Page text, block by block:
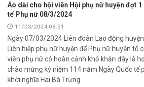
Áo dài cho hội viên Hội phụ nữ huyện đợt
tế Phụ nữ 08/3/2024
11/03/2024 08:51
Ngày 07/03/2024 Liên đoàn Lao động
Liên hiệp phụ nữ huyện để Phụ nữ huyện tổ
viên phụ nữ có hoàn cảnh khó khăn đây là
chào mừng kỷ niệm 114 năm Ngày Quốc tế
khởi nghĩa Hai Bà Trưng